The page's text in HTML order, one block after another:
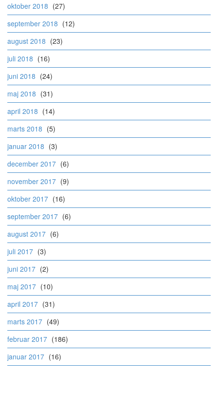
oktober 2018 (27)
september 2018 (12)
august 2018 (23)
juli 2018 (16)
juni 2018 (24)
maj 2018 (31)
april 2018 (14)
marts 2018 (5)
januar 2018 (3)
december 2017 (6)
november 2017 (9)
oktober 2017 (16)
september 2017 (6)
august 2017 (6)
juli 2017 (3)
juni 2017 (2)
maj 2017 (10)
april 2017 (31)
marts 2017 (49)
februar 2017 (186)
januar 2017 (16)